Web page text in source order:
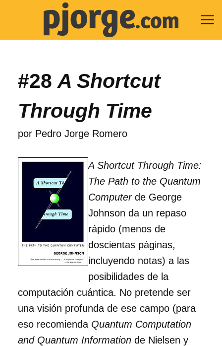

#28 A Shortcut
Through Time
por Pedro Jorge Romero
A Shortcut Through Time:
The Path to the Quantum
Computerde George
Johnson da un repaso
rápido (menos de
doscientas páginas,
incluyendo notas) a las
posibilidades de la
computación cuántica. No pretende ser
una visión profunda de ese campo (para
eso recomienda Quantum Computation
and Quantum Information de Nielsen y